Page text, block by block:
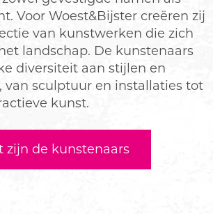
Voor Woest&Bijster creëren zij
van kunstwerken die zich
landschap. De kunstenaars
diversiteit aan stijlen en
van sculptuur en installaties tot
kunst.
zijn de kunstenaars